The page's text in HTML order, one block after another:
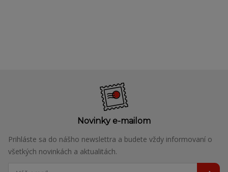
Novinky e-mailom
Prihláste sa do nášho newslettra a budete vždy informovaní o
všetkých novinkách a aktualitách.